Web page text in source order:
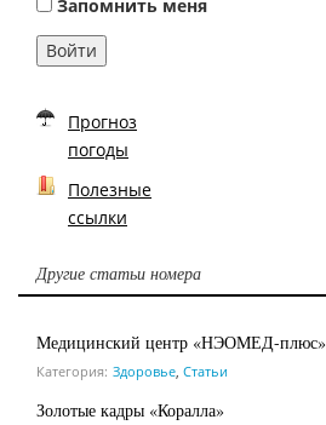
Запомнить меня
Войти
Прогноз
погоды
Полезные
ссылки
Другие статьи номера
Медицинский центр «НЭОМЕД-плюс»
Категория: Здоровье Статьи
Золотые кадры «Коралла»